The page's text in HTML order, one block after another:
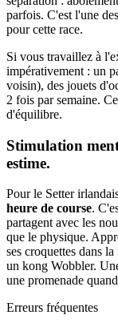
parfois. C'est l'une
pour cette race.
Si vous travaillez à
impérativement : un
voisin), des jouets
2 fois par semaine.
d'équilibre.
Stimulation
estime.
Pour le Setter
heure de course.
partagent avec les
que le physique.
ses croquettes dans
un kong Wobbler.
une promenade
Erreurs fréquentes